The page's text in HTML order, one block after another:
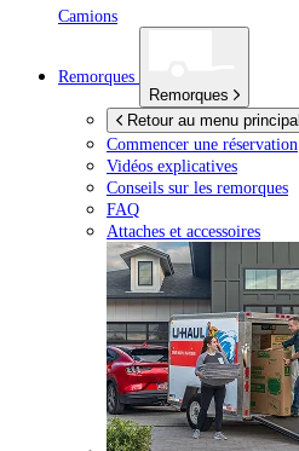
Camions
Remorques
Remorques
Retour au menu principal
Commencer une réservation
Vidéos explicatives
Conseils sur les remorques
FAQ
Attaches et accessoires